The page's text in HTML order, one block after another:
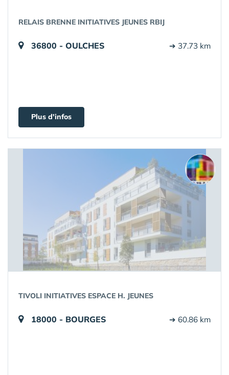
RELAIS BRENNE INITIATIVES JEUNES RBIJ
36800 - OULCHES ➔ 37.73 km
Plus d'infos
TIVOLI INITIATIVES ESPACE H. JEUNES
18000 - BOURGES ➔ 60.86 km